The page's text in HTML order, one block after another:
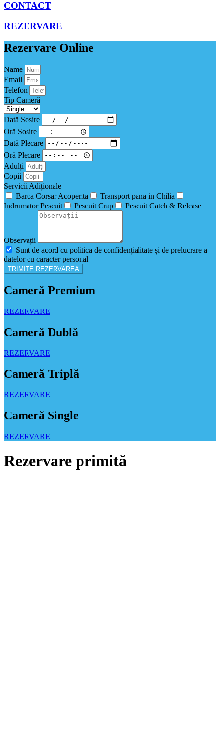
CONTACT
REZERVARE
Rezervare Online
Name
Email
Telefon
Tip Cameră
Dată Sosire
Oră Sosire
Dată Plecare
Oră Plecare
Adulți
Copii
Servicii Adiționale
Barca Corsar Acoperita
Transport pana in Chilia
Indrumator Pescuit
Pescuit Crap Pescuit Catch & Release
Observații
Sunt de acord cu politica de confidențialitate și de prelucrare a
datelor cu caracter personal
TRIMITE REZERVAREA
Cameră Premium
REZERVARE
Cameră Dublă
REZERVARE
Cameră Triplă
REZERVARE
Cameră Single
REZERVARE
Rezervare primită